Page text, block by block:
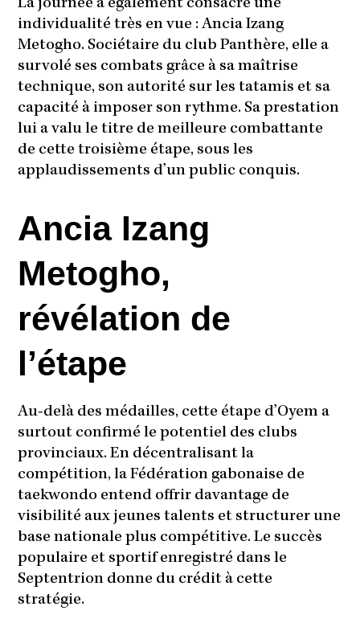
La journée a également consacré une
individualité très en vue : Ancia Izang
Metogho. Sociétaire du club Panthère, elle a
survolé ses combats grâce à sa maîtrise
technique, son autorité sur les tatamis et sa
capacité à imposer son rythme. Sa prestation
lui a valu le titre de meilleure combattante
de cette troisième étape, sous les
applaudissements d’un public conquis.
Ancia Izang
Metogho,
révélation de
l’étape
Au-delà des médailles, cette étape d’Oyem a
surtout confirmé le potentiel des clubs
provinciaux. En décentralisant la
compétition, la Fédération gabonaise de
taekwondo entend offrir davantage de
visibilité aux jeunes talents et structurer une
base nationale plus compétitive. Le succès
populaire et sportif enregistré dans le
Septentrion donne du crédit à cette
stratégie.